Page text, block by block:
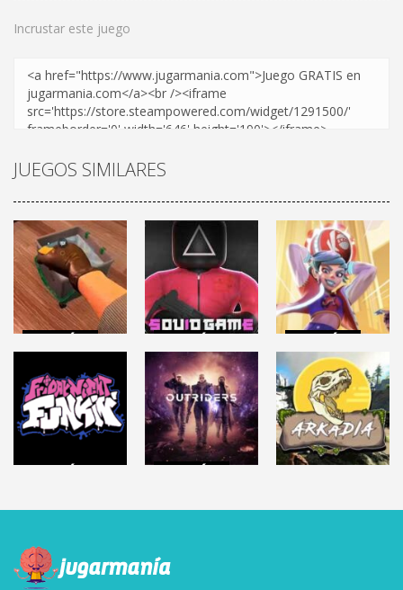
Incrustar este juego
JUEGOS SIMILARES
CLEANER
6.33K
Roblox: SQUID
GAME
45.3K
KNOCKOUT
CITY
6.86K
148K
ACCIÓN